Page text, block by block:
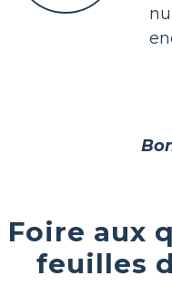
Foire aux
feuilles